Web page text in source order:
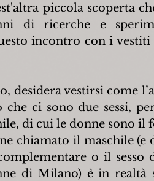
piccola scoperta
di ricerche e
incontro con i vestiti
vestirsi come
ci sono due sessi,
di cui le donne sono il
chiamato il maschile (e
o il sesso
di Milano) è in realtà